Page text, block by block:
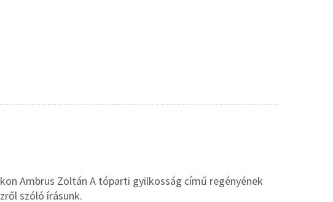
Ambrus Zoltán A tóparti gyilkosság című regényének
szóló írásunk.